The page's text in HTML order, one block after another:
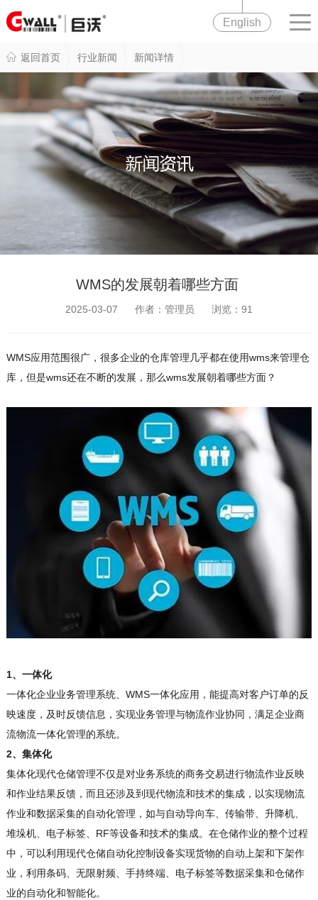
English
返回首页 行业新闻 新闻详情
WMS的发展朝着哪些方面
2025-03-07 作者：管理员 浏览： 91
WMS应用范围很广，很多企业的仓库管理几乎都在使用wms来管理仓
库，但是wms还在不断的发展，那么wms发展朝着哪些方面？
1、一体化
一体化企业业务管理系统、WMS一体化应用，能提高对客户订单的反
映速度，及时反馈信息，实现业务管理与物流作业协同，满足企业商
流物流一体化管理的系统。
2、集体化
集体化现代仓储管理不仅是对业务系统的商务交易进行物流作业反映
和作业结果反馈，而且还涉及到现代物流和技术的集成，以实现物流
作业和数据采集的自动化管理，如与自动导向车、传输带、升降机、
堆垛机、电子标签、RF等设备和技术的集成。在仓储作业的整个过程
中，可以利用现代仓储自动化控制设备实现货物的自动上架和下架作
业，利用条码、无限射频、手持终端、电子标签等数据采集和仓储作
业的自动化和智能化。